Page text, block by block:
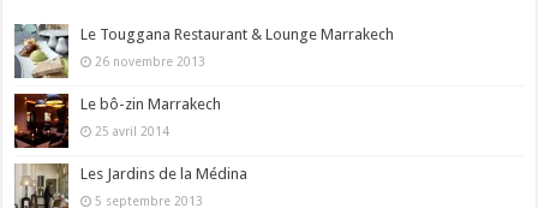
Le Touggana Restaurant & Lounge Marrakech
26 novembre 2013
Le bô-zin Marrakech
25 avril 2014
Les Jardins de la Médina
5 septembre 2013